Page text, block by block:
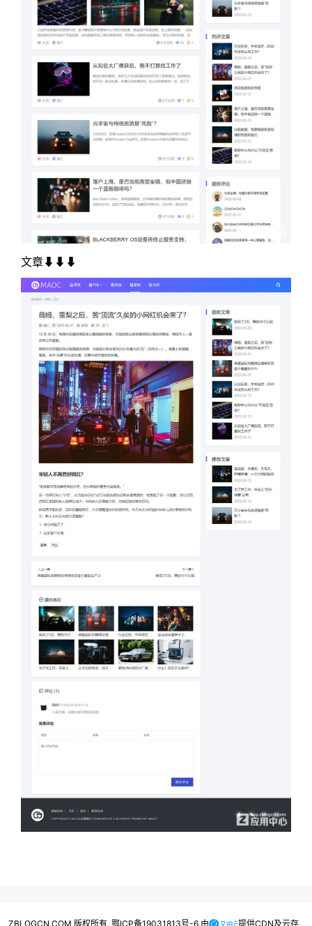
文章⬇⬇⬇
ZBLOGCN.COM 版权所有. 鄂ICP备19031813号-6.由 提供CDN及云存